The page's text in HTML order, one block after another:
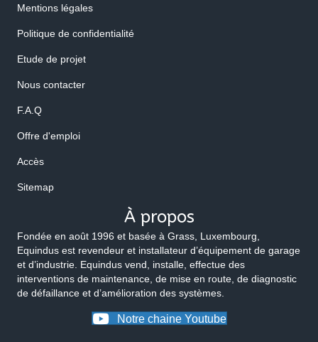
Mentions légales
Politique de confidentialité
Etude de projet
Nous contacter
F.A.Q
Offre d'emploi
Accès
Sitemap
À propos
Fondée en août 1996 et basée à Grass, Luxembourg,
Equindus est revendeur et installateur d’équipement de garage
et d’industrie. Equindus vend, installe, effectue des
interventions de maintenance, de mise en route, de diagnostic
de défaillance et d’amélioration des systèmes.
Notre chaine Youtube